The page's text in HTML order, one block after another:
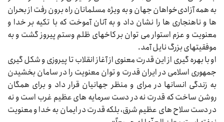
به همه آزادی‌خواهان جهان و به ویژه مسلمانان راه برون رفت از بحران‌‌‌
ها و ناهنجاری‌‌‌ ها را نشان داد و به آنان آموخت که با تکیه بر خدا و
معنویت و عزم استوار می‌‌‌ توان بر کاخهای ظلم وستم پیروز گشت و به
موفقیتهای بزرگ نایل آمد.
او با بهره‌‌‌ گیری از این قدرت معنوی از آغاز انقلاب تا پیروزی و شکل گیری
جمهوری اسلامی در ایران قدرت و توان معنویت را در سامان بخشیدن
به زندگی انسانها در مرای و منظر جهانیان قرار داد و برای همگان
روشن ساخت که قدرت نه در دست سرمایه‌‌‌ های عظیم غرب است و نه
در دست سلاح‌‌‌ های عظیم شرق، بلکه قدرت در ایمان به خدا و معنویت